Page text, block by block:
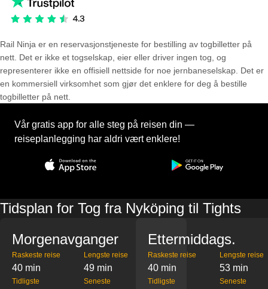
Rail Ninja er en reservasjons­tjeneste for bestilling av togbilletter på
nett. Det er ikke et togselskap, eier eller driver ingen tog, og
representerer ikke en offisiell nettside for noe jernbaneselskap. Det er
en kommersiell virksomhet som gjør det enklere for deg å bestille
togbilletter på nett.
Vår gratis app for alle steg på reisen din —
reiseplanlegging har aldri vært enklere!
Tidsplan for Tog fra Nyköping til Tights
Morgenavganger
Raskeste reise
40 min
Lengste reise
49 min
Tidligste Seneste
Ettermiddags.
Raskeste reise
40 min
Lengste reise
53 min
Tidligste Seneste